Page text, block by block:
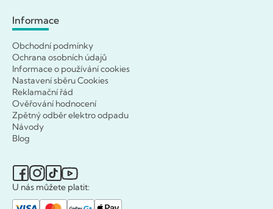
Informace
Obchodní podmínky
Ochrana osobních údajů
Informace o používání cookies
Nastavení sběru Cookies
Reklamační řád
Ověřování hodnocení
Zpětný odběr elektro odpadu
Návody
Blog
U nás můžete platit: